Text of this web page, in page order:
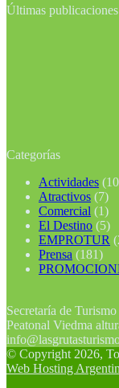
Últimas
Categorías
Actividades
Atractivos (7)
Comercial (1)
El Destino (5)
EMPROTUR
Prensa (181)
Secretaría de
Peatonal Viedma
© Copyright 2026,
Web Hosting